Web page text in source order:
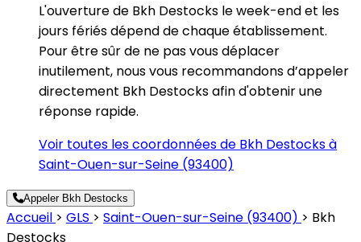
L'ouverture de Bkh Destocks le week-end et les
jours fériés dépend de chaque établissement.
Pour être sûr de ne pas vous déplacer
inutilement, nous vous recommandons d’appeler
directement Bkh Destocks afin d'obtenir une
réponse rapide.
Voir toutes les coordonnées de Bkh Destocks à
Saint-Ouen-sur-Seine (93400)
Appeler Bkh Destocks
Accueil > GLS > Saint-Ouen-sur-Seine (93400) > Bkh
Destocks